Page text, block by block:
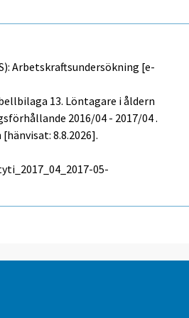
Arbetskraftsundersökning [e-
13. Löntagare i åldern
2016/04 - 2017/04 .
8.8.2026].
05-